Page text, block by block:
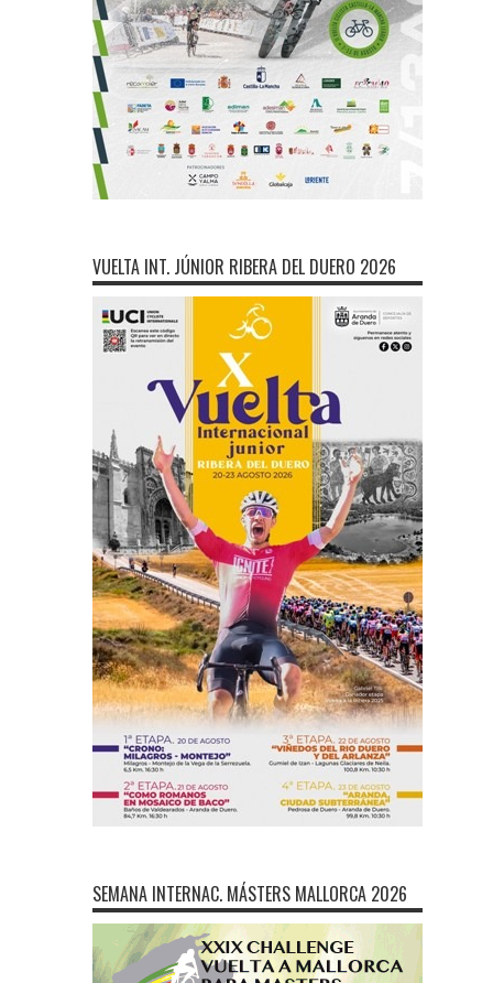
VUELTA INT. JÚNIOR RIBERA DEL DUERO 2026
SEMANA INTERNAC. MÁSTERS MALLORCA 2026